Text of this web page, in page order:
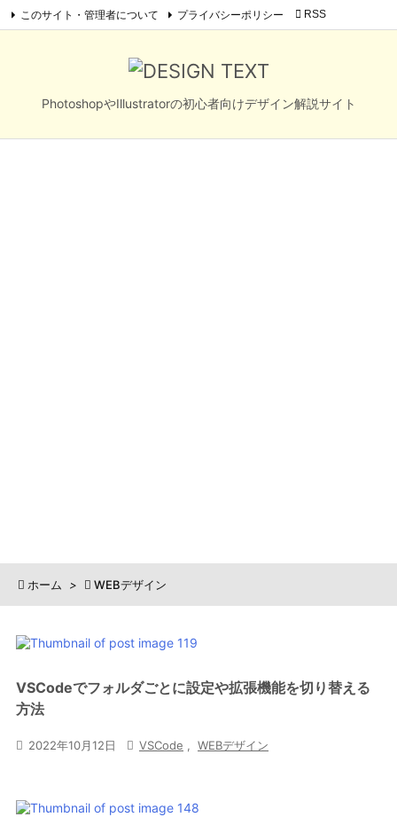
PhotoshopやIllustratorの初心者向けデザイン解説サイト
前へ
このサイト・管理者について プライバシーポリシー  RSS
 ホーム >  WEBデザイン
VSCodeでフォルダごとに設定や拡張機能を切り替える
方法
 2022年10月12日  VSCode , WEBデザイン